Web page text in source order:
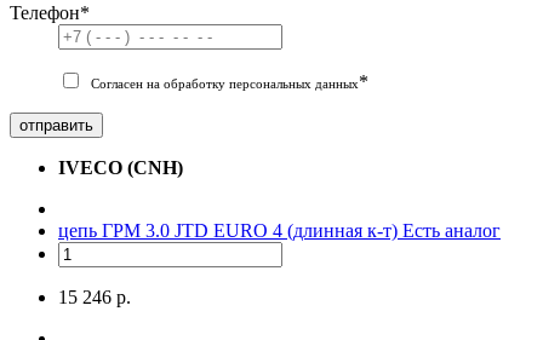
Телефон*
Согласен на обработку персональных данных*
отправить
IVECO (CNH)
цепь ГРМ 3.0 JTD EURO 4 (длинная к-т) Есть аналог
15 246 р.